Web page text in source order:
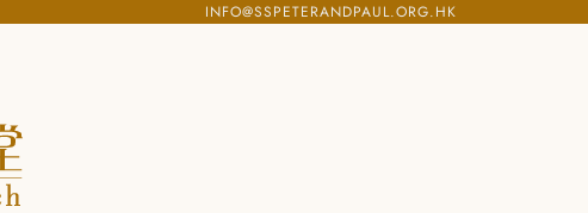
INFO@SSPETERANDPAUL.ORG.HK